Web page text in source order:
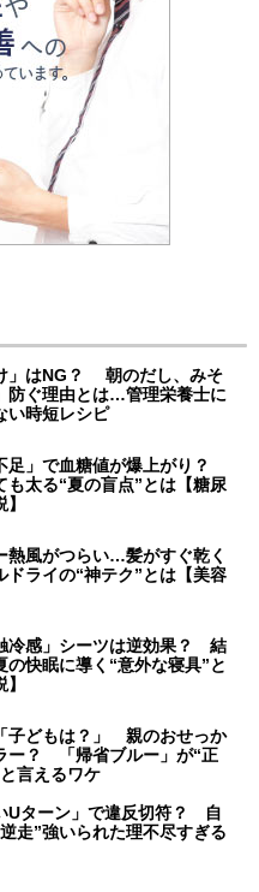
」はNG？ 朝のだし、みそ
防ぐ理由とは…管理栄養士に
い時短レシピ
足」で血糖値が爆上がり？
も太る“夏の盲点”とは【糖尿
熱風がつらい…髪がすぐ乾く
ドライの“神テク”とは【美容
冷感」シーツは逆効果？ 結
の快眠に導く“意外な寝具”と
子どもは？」 親のおせっか
ー？ 「帰省ブルー」が“正
言えるワケ
Uターン」で違反切符？ 自
走”強いられた理不尽すぎる